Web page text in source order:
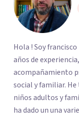
Hola ! Soy
años de
acompañamiento
social y familiar.
niños adultos y
ha dado un una